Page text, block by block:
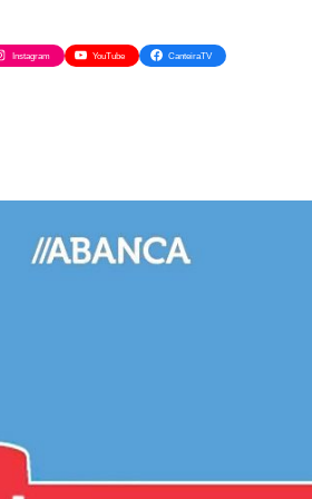
Instagram YouTube CanteiraTV